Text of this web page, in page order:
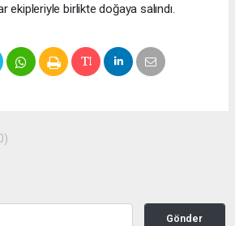
ekipleriyle birlikte doğaya salındı.
Gönder